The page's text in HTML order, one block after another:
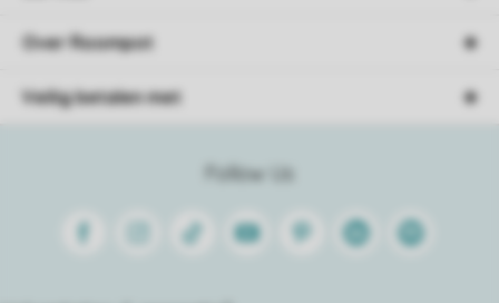
Follow Us
FacebookInstagram
Tiktok Youtube PinterestLinkedinSpotify
Over Roompot
Veilig betalen met